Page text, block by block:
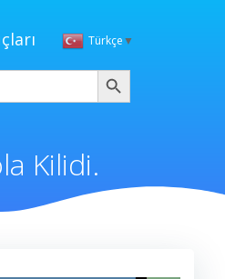
geç
Türkçe▼
Ara
Kilidi.